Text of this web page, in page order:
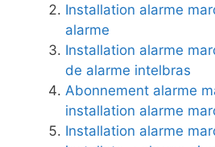
Installation alarme
alarme
Installation alarme
de alarme intelbras
Abonnement alarme
installation alarme
Installation alarme